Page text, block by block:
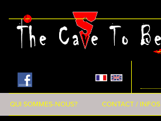
QUI SOMMES-NOUS? CONTACT / INFOS